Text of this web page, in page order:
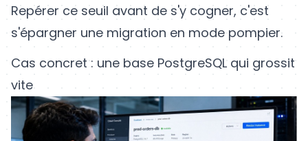
Repérer ce seuil avant de s'y cogner, c'est
s'épargner une migration en mode pompier.
Cas concret : une base PostgreSQL qui grossit
vite